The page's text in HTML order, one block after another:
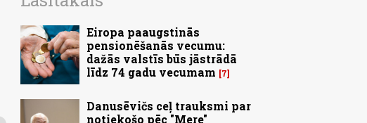
Eiropa paaugstinās
pensionēšanās vecumu:
dažās valstīs būs jāstrādā
līdz 74 gadu vecumam
7
Danusēvičs ceļ trauksmi par
notiekošo pēc "Mere"